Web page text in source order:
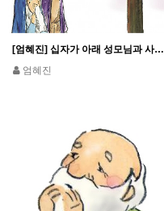
[엄혜진] 십자가 아래 성모님과 사도요한
엄혜진